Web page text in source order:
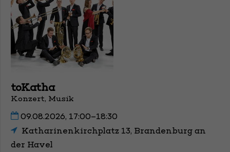
toKatha
Konzert, Musik
09.08.2026, 17:00–18:30
Katharinenkirchplatz 13, Brandenburg an
der Havel